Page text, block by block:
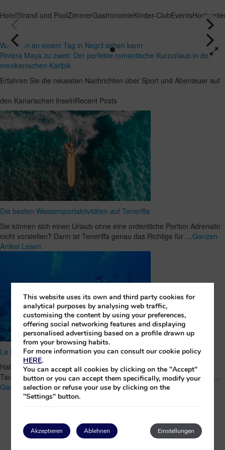
HotelStrand und PoolZimmerGastronomieKinder-ClubEvents
Was man an einem Tag in Negril sehen kann
Riviera Maya zu zweit: Der perfekte romantische Kurzurlaub in der
mexikanischen Karibik
Erfahren Sie die neuesten Nachrichten über Sport und Abenteuer auf
den Kanarischen InselnRecent Posts
Die besten Wassersportaktivitäten auf Teneriffa
Sie können sich einen Urlaub ohne eine ordentliche Portion Adrenalin
nicht vorstellen? Dann ist Teneriffa genau das Richtige für …Ganzen
Artikel Lesen
La Palmas faszinierendster Tauchplatz: Cruces de Malpique
Haben Sie gewusst, dass sich eines der ungewöhnlichsten
Tauchgebiete der Welt auf La Palma befindet? Ganz im Süden der …
Ganzen Artikel Lesen
This website uses its own and third party cookies for
analytical purposes by analysing web traffic,
customising the content by using your preferences,
offering social networking features and displaying
personalised advertising based on a profile drawn up
from your browsing habits.
For more information you can consult our cookie policy
HERE.
You can accept all cookies by clicking on the "Accept"
button or you can accept them specifically, modify your
selection or refuse your use by clicking on the
"Settings" button.
Akzeptieren Einstellungen
Ablehnen